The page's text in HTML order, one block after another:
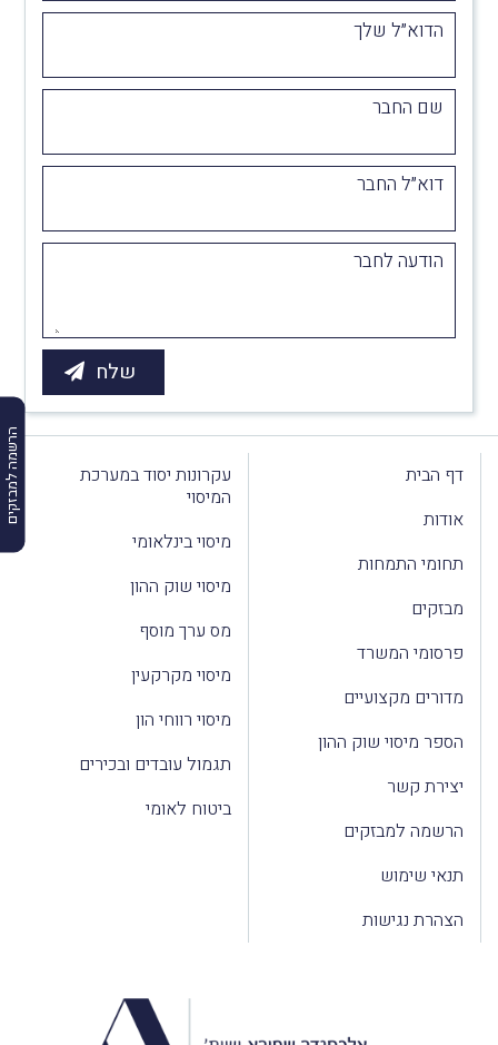
הרשמה למבזקים
הדוא״ל שלך
שם החבר
דוא״ל החבר
הודעה לחבר
דף הבית
אודות
תחומי התמחות
מבזקים
פרסומי המשרד
מדורים מקצועיים
הספר מיסוי שוק ההון
יצירת קשר
הרשמה למבזקים
תנאי שימוש
הצהרת נגישות
עקרונות יסוד במערכת
המיסוי
מיסוי בינלאומי
מיסוי שוק ההון
מס ערך מוסף
מיסוי מקרקעין
מיסוי רווחי הון
תגמול עובדים ובכירים
ביטוח לאומי